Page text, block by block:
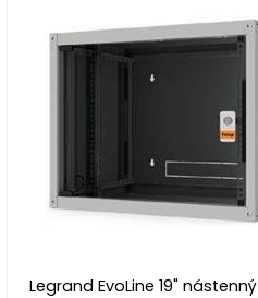
Legrand EvoLine 19" nástenný